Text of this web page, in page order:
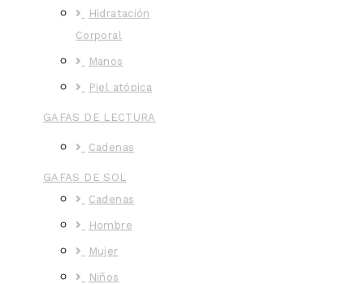
Hidratación
Corporal
Manos
Piel atópica
GAFAS DE LECTURA
Cadenas
GAFAS DE SOL
Cadenas
Hombre
Mujer
Niños